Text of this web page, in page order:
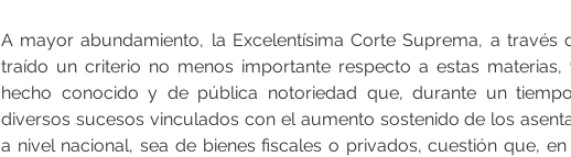
A mayor abundamiento, la Excelentísima Corte Suprema, a través
traído un criterio no menos importante respecto a estas
hecho conocido y de pública notoriedad que, durante un
diversos sucesos vinculados con el aumento sostenido de los
a nivel nacional, sea de bienes fiscales o privados, cuestión que,